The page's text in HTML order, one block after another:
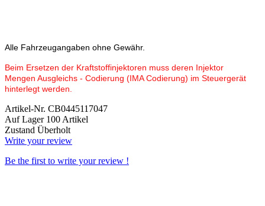
Alle Fahrzeugangaben ohne Gewähr.
Beim Ersetzen der Kraftstoffinjektoren muss deren Injektor
Mengen Ausgleichs - Codierung (IMA Codierung) im Steuergerät
hinterlegt werden.
Artikel-Nr. CB0445117047
Auf Lager 100 Artikel
Zustand Überholt
Write your review
Be the first to write your review !